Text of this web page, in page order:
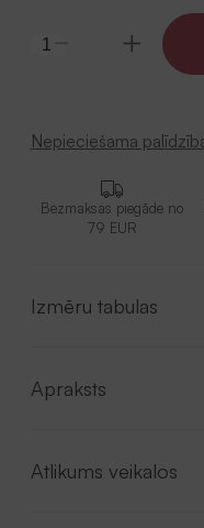
Nepieciešama
Bezmaksas piegāde no
79 EUR
Izmēru tabulas
Apraksts
Atlikums veikalos